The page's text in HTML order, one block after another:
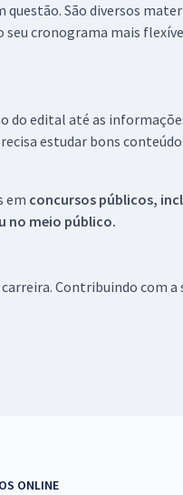
questão. São diversos
cronograma mais
do edital até as
estudar bons
em concursos públicos,
no meio público.
Contribuindo com
ONLINE